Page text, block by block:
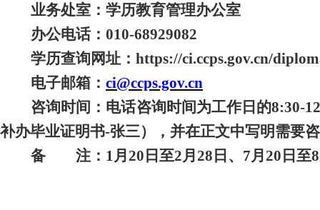
业务处室：学历教育管理办公室
办公电话： 010-68929082
学历查询网址：https://ci.ccps.gov.cn/
电子邮箱： ci@ccps.gov.cn
咨询时间：电话咨询时间为工作日的8:30-
补办毕业证明书-张三），并在正文中写明需要
备 注： 1月20日至2月28日、7月20日至